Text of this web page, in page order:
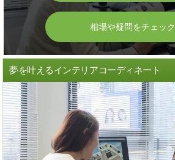
相場や疑問をチェック
夢を叶えるインテリアコーディネート